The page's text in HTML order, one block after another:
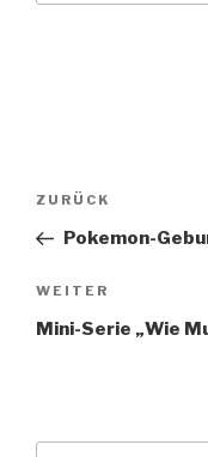
Vorheriger
Beitrag
ZURÜCK
Pokemon-
Nächster
Beitrag
WEITER
Mini-Serie „Wie